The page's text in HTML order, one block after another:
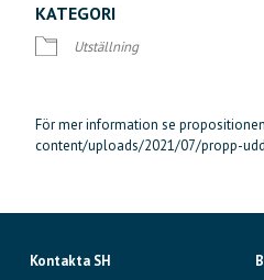
KATEGORI
Utställning
För mer information se
content/uploads/2021/07/propp-
Kontakta SH